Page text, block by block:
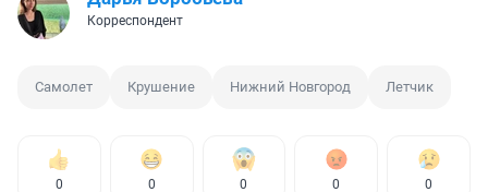
Корреспондент
Самолет Крушение Нижний Новгород Летчик
0 0 0 0 0